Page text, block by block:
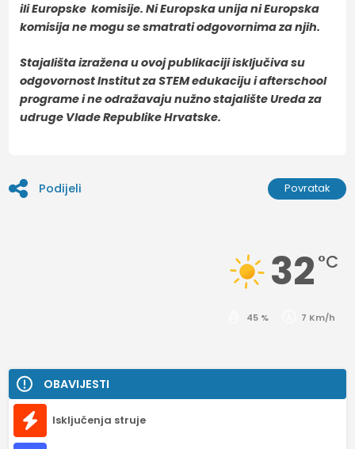
ili Europske komisije. Ni Europska unija ni Europska
komisija ne mogu se smatrati odgovornima za njih.
Stajališta izražena u ovoj publikaciji isključiva su
odgovornost Institut za STEM edukaciju i afterschool
programe i ne odražavaju nužno stajalište Ureda za
udruge Vlade Republike Hrvatske.
Podijeli Povratak
32 °C
45 % 7 Km/h
OBAVIJESTI
Isključenja struje